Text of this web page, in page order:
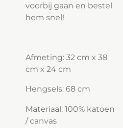
voorbij gaan en bestel
hem snel!
Afmeting: 32 cm x 38
cm x 24 cm
Hengsels: 68 cm
Materiaal: 100% katoen
/ canvas